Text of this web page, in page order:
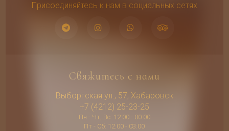
Присоединяйтесь к нам в социальных сетях
Свяжитесь с нами
Выборгская ул., 57, Хабаровск
+7 (4212) 25-23-25
Пн - Чт, Вс: 12:00 - 00:00
Пт - Сб: 12:00 - 03:00